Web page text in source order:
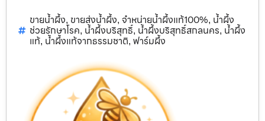
ขายน้ำผึ้ง, ขายส่งน้ำผึ้ง, จำหน่ายน้ำผึ้งแท้100%, น้ำผึ้ง
ช่วยรักษาโรค, น้ำผึ้งบริสุทธิ์, น้ำผึ้งบริสุทธิ์สกลนคร, น้ำผึ้ง
แท้, น้ำผึ้งแท้จากธรรมชาติ, ฟาร์มผึ้ง